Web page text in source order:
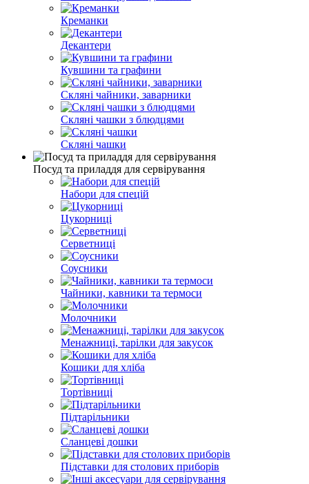
Креманки
Декантери
Кувшини та графини
Скляні чайники, заварники
Скляні чашки з блюдцями
Скляні чашки
Посуд та приладдя для сервірування
Набори для спецій
Цукорниці
Серветниці
Соусники
Чайники, кавники та термоси
Молочники
Менажниці, тарілки для закусок
Кошики для хліба
Тортівниці
Підтарільники
Сланцеві дошки
Підставки для столових приборів